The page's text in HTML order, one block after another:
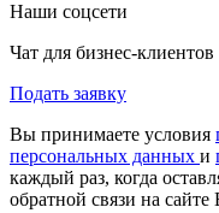
Наши соцсети
Чат для бизнес-клиентов
Подать заявку
Вы принимаете условия
персональных данных и
каждый раз, когда
обратной связи на